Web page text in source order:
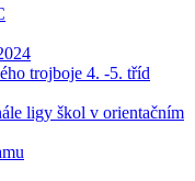
trojboje 4. -5. tříd
ligy škol v orientačním